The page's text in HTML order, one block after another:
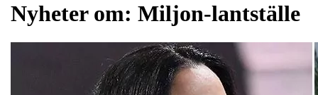
Nyheter om: Miljon-lantställe